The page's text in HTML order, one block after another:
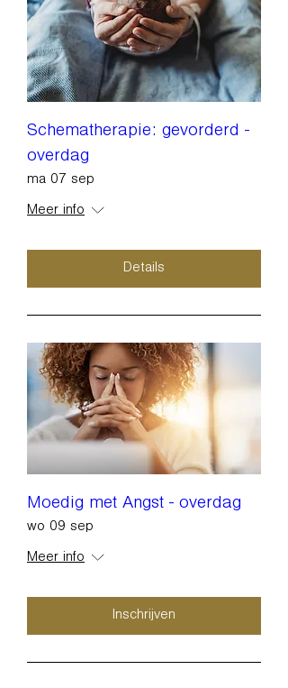
Schematherapie: gevorderd -
overdag
ma 07 sep
Meer info
Details
Moedig met Angst - overdag
wo 09 sep
Meer info
Inschrijven